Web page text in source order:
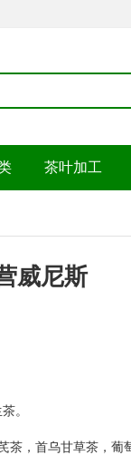
茶叶加工
威尼斯
。
，首乌甘草茶，葡